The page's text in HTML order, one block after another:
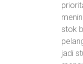
stok
jadi